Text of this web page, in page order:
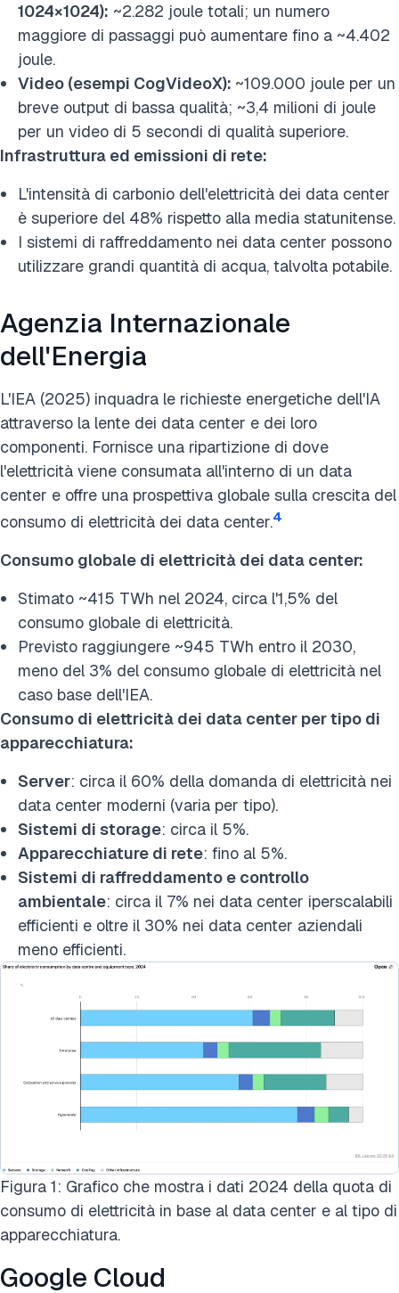
1024×1024): ~2.282 joule totali; un numero
maggiore di passaggi può aumentare fino a ~4.402
joule.
Video (esempi CogVideoX): ~109.000 joule per un
breve output di bassa qualità; ~3,4 milioni di joule
per un video di 5 secondi di qualità superiore.
Infrastruttura ed emissioni di rete:
L'intensità di carbonio dell'elettricità dei data center
è superiore del 48% rispetto alla media statunitense.
I sistemi di raffreddamento nei data center possono
utilizzare grandi quantità di acqua, talvolta potabile.
Agenzia Internazionale
dell'Energia
L'IEA (2025) inquadra le richieste energetiche dell'IA
attraverso la lente dei data center e dei loro
componenti. Fornisce una ripartizione di dove
l'elettricità viene consumata all'interno di un data
center e offre una prospettiva globale sulla crescita del
consumo di elettricità dei data center.4
Consumo globale di elettricità dei data center:
Stimato ~415 TWh nel 2024, circa l'1,5% del
consumo globale di elettricità.
Previsto raggiungere ~945 TWh entro il 2030,
meno del 3% del consumo globale di elettricità nel
caso base dell'IEA.
Consumo di elettricità dei data center per tipo di
apparecchiatura:
Server: circa il 60% della domanda di elettricità nei
data center moderni (varia per tipo).
Sistemi di storage: circa il 5%.
Apparecchiature di rete: fino al 5%.
Sistemi di raffreddamento e controllo
ambientale: circa il 7% nei data center iperscalabili
efficienti e oltre il 30% nei data center aziendali
meno efficienti.
Figura 1: Grafico che mostra i dati 2024 della quota di
consumo di elettricità in base al data center e al tipo di
apparecchiatura.
Google Cloud